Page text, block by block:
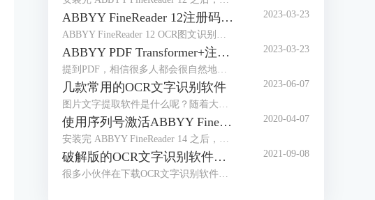
ABBYY FineReader 12注册码-激活码-序列号地址 2023-03-23
ABBYY PDF Transformer+注册码-激活码-序列号地址 2023-03-23
几款常用的OCR文字识别软件 2023-06-07
使用序列号激活ABBYY FineReader 14 2020-04-07
破解版的OCR文字识别软件，带来了太多安全问题 2021-09-08